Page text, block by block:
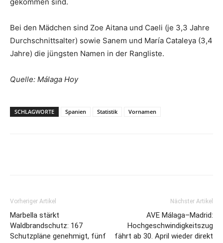
Bei den Mädchen sind Zoe Aitana und Caeli (je 3,3 Jahre
Durchschnittsalter) sowie Sanem und María Cataleya (3,4
Jahre) die jüngsten Namen in der Rangliste.
Quelle: Málaga Hoy
SCHLAGWORTE Spanien Statistik Vornamen
Vorheriger Artikel
Marbella stärkt
Waldbrandschutz: 167
Schutzpläne genehmigt, fünf
Nächster Artikel
AVE Málaga–Madrid:
Hochgeschwindigkeitszug
fährt ab 30. April wieder direkt